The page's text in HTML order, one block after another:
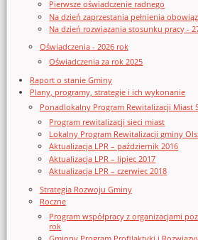
Pierwsze oświadczenie radnego
Na dzień zaprzestania pełnienia
Na dzień rozwiązania stosunku pracy -
Oświadczenia - 2026 rok
Oświadczenia za rok 2025
Raport o stanie Gminy
Plany, programy, strategie i ich wykonanie
Ponadlokalny Program Rewitalizacji Miast
Program rewitalizacji sieci miast
Lokalny Program Rewitalizacji gminy
Aktualizacja LPR – październik 2016
Aktualizacja LPR – lipiec 2017
Aktualizacja LPR – czerwiec 2018
Strategia Rozwoju Gminy
Roczne
Program współpracy z organizacjami
rok